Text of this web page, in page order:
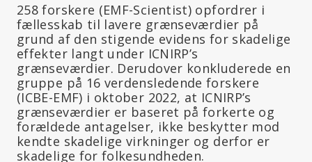
258 forskere (EMF-Scientist) opfordrer i
fællesskab til lavere grænseværdier på
grund af den stigende evidens for skadelige
effekter langt under ICNIRP’s
grænseværdier. Derudover konkluderede en
gruppe på 16 verdensledende forskere
(ICBE-EMF) i oktober 2022, at ICNIRP’s
grænseværdier er baseret på forkerte og
forældede antagelser, ikke beskytter mod
kendte skadelige virkninger og derfor er
skadelige for folkesundheden.